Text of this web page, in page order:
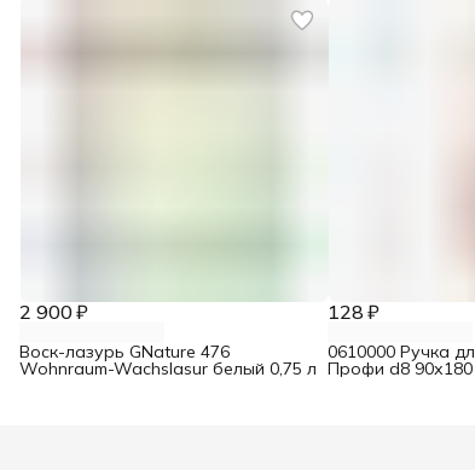
2 900 ₽
Воск-лазурь GNature 476
Wohnraum-Wachslasur белый 0,75 л
128 ₽
0610000 Ручка
Профи d8